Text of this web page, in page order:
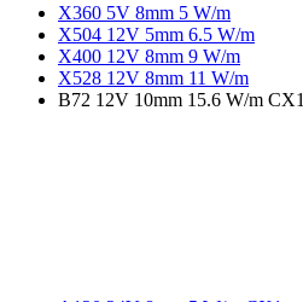
X360 5V 8mm 5 W/m
X504 12V 5mm 6.5 W/m
X400 12V 8mm 9 W/m
X528 12V 8mm 11 W/m
B72 12V 10mm 15.6 W/m CX1